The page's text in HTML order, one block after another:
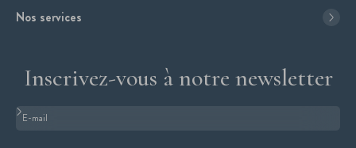
Nos services
Inscrivez-vous à notre newsletter
Format : adresse@email.com